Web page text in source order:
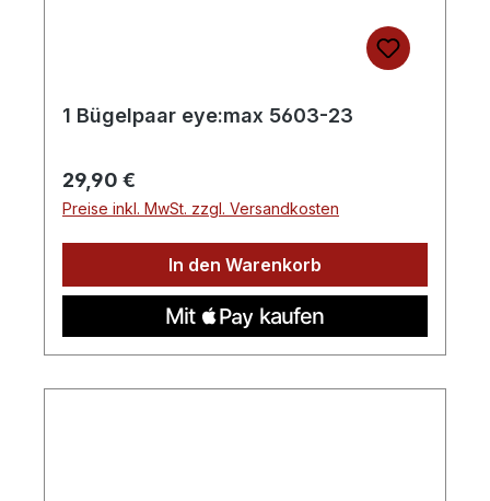
1 Bügelpaar eye:max 5603-23
Regulärer Preis:
29,90 €
Preise inkl. MwSt. zzgl. Versandkosten
In den Warenkorb